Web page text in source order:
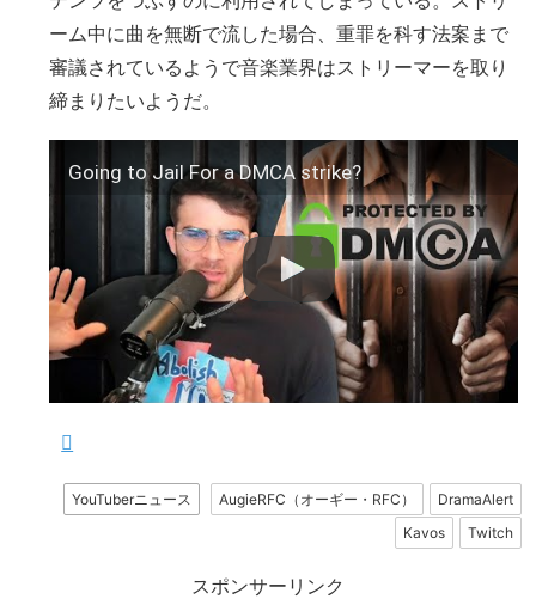
ーム中に曲を無断で流した場合、重罪を科す法案まで
審議されているようで音楽業界はストリーマーを取り
締まりたいようだ。
Going to Jail For a DMCA strike?
YouTuberニュース AugieRFC（オーギー・RFC）
DramaAlert
Kavos
Twitch
スポンサーリンク